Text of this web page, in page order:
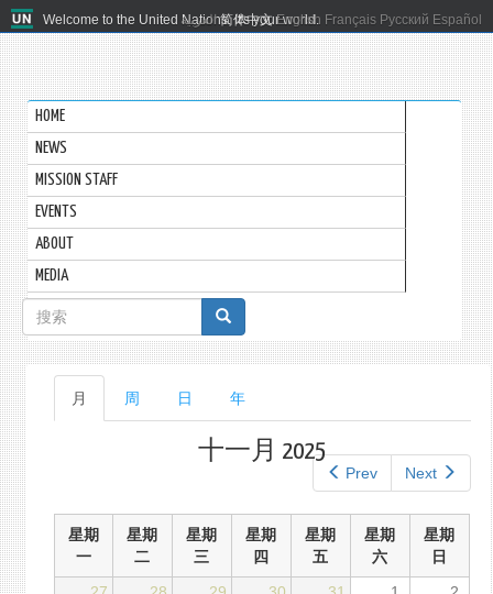
Welcome to the United Nations. It's your world.
العربية 简体中文 English Français Русский Español
HOME
NEWS
MISSION STAFF
EVENTS
ABOUT
MEDIA
搜
索
表
单
主
标
月 周 日 年
Prev Next
十一月 2025
星期
一
星期
二
星期
三
星期
四
星期
五
星期
六
星期
日